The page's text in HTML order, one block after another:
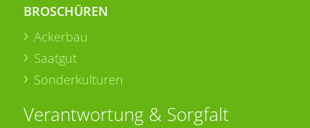
BROSCHÜREN
Ackerbau
Saatgut
Sonderkulturen
Verantwortung & Sorgfalt